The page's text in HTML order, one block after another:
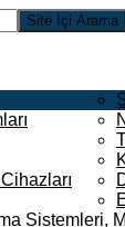
Sistemleri,